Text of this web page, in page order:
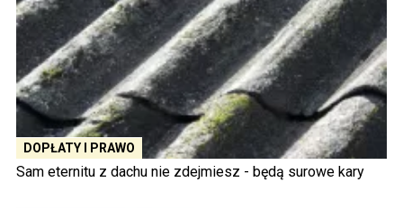
DOPŁATY I PRAWO
Sam eternitu z dachu nie zdejmiesz - będą surowe kary